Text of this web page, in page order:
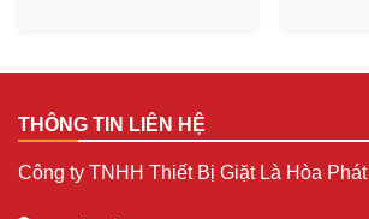
THÔNG TIN LIÊN HỆ
Công ty TNHH Thiết Bị Giặt Là Hòa Phát